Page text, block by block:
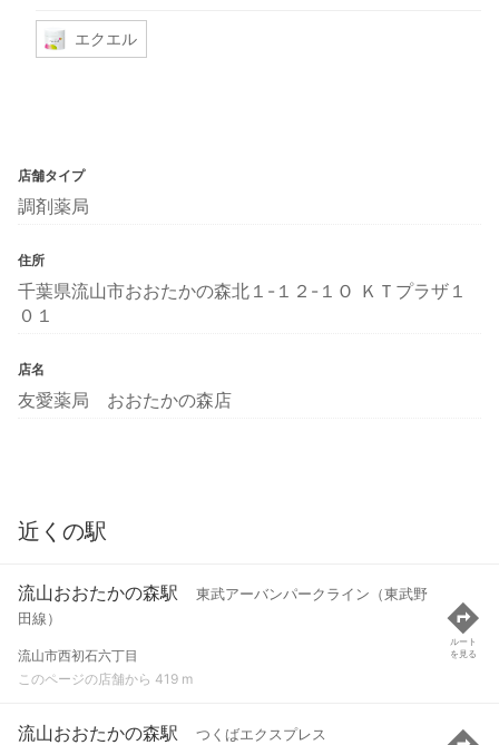
エクエル
店舗タイプ
調剤薬局
住所
千葉県流山市おおたかの森北１-１２-１Ｏ ＫＴプラザ１
０１
店名
友愛薬局 おおたかの森店
近くの駅
流山おおたかの森駅
東武アーバンパークライン（東武野
田線）
流山市西初石六丁目
このページの店舗から 419 m
ルート
を見る
流山おおたかの森駅 つくばエクスプレス